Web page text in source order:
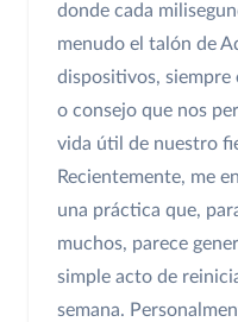
donde cada
menudo el talón de
dispositivos, siempre
o consejo que nos
vida útil de nuestro
Recientemente, me
una práctica que,
muchos, parece
simple acto de
semana.